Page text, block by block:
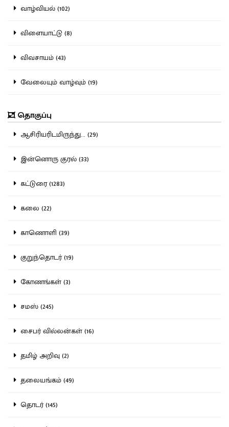
வாழ்வியல் (102)
விளையாட்டு (8)
விவசாயம் (43)
வேலையும் வாழ்வும் (19)
தொகுப்பு
ஆசிரியரிடமிருந்து... (29)
இன்னொரு குரல் (33)
கட்டுரை (1283)
கலை (22)
காணொளி (39)
குறுந்தொடர் (19)
கோணங்கள் (3)
சமஸ் (245)
சைபர் வில்லன்கள் (16)
தமிழ் அறிவு (2)
தலையங்கம் (49)
தொடர் (145)